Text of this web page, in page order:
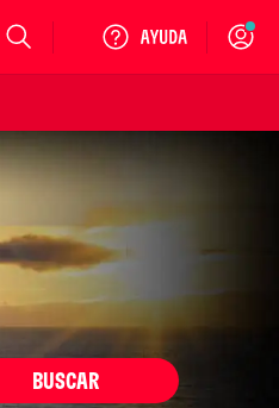
Login
BUSCAR